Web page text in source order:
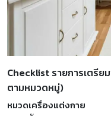
Checklist รายการเตรี
ตามหมวดหมู่)
หมวดเครื่องแต่งกาย